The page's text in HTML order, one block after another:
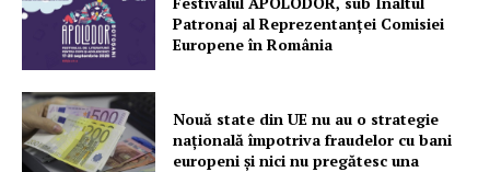
Patronaj al Reprezentanței Comisiei
Europene în România
Nouă state din UE nu au o strategie
națională împotriva fraudelor cu bani
europeni și nici nu pregătesc una